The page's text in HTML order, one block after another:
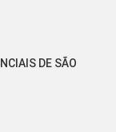
DE SÃO